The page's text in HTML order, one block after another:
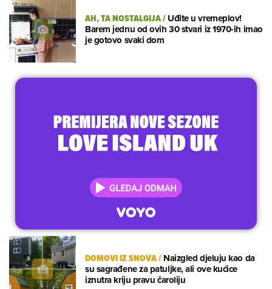
AH, TA NOSTALGIJA/Uđite u vremeplov!
Barem jednu od ovih 30 stvari iz 1970-ih imao
je gotovo svaki dom
DOMOVI IZ SNOVA/Naizgled djeluju kao da
su sagrađene za patuljke, ali ove kućice
iznutra kriju pravu čaroliju